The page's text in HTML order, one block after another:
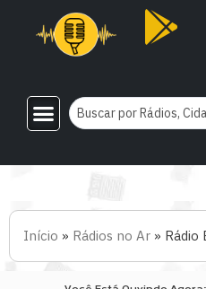
Início » Rádios no Ar » Rádio